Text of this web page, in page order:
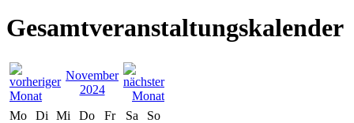
Gesamtveranstaltungskalender
November
2024
Mo
Di Mi Do Fr Sa
So